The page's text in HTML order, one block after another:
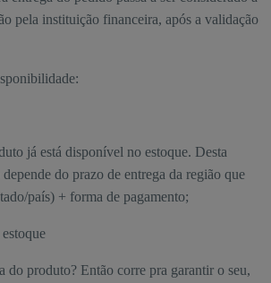
pela instituição financeira, após a validação
já está disponível no estoque. Desta
do prazo de entrega da região que
país) + forma de pagamento;
do produto? Então corre pra garantir o seu,